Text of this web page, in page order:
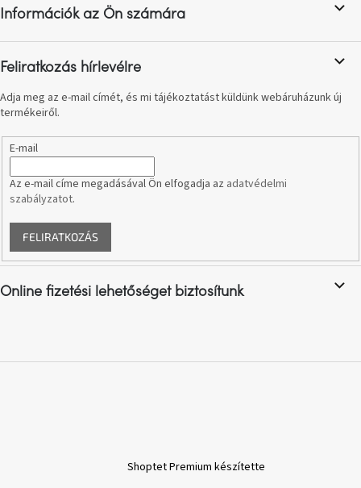
utalványok
kollekció
Most
repül
nyári
hullámon
fel
sötét
oldalát
é
c
Információk az Ön számára
Feliratkozás hírlevélre
Adja meg az e-mail címét, és mi tájékoztatást küldünk webáruházunk új
termékeiről.
E-mail
Az e-mail címe megadásával Ön elfogadja az adatvédelmi
szabályzatot.
FELIRATKOZÁS
Online fizetési lehetőséget biztosítunk
Shoptet Premium készítette